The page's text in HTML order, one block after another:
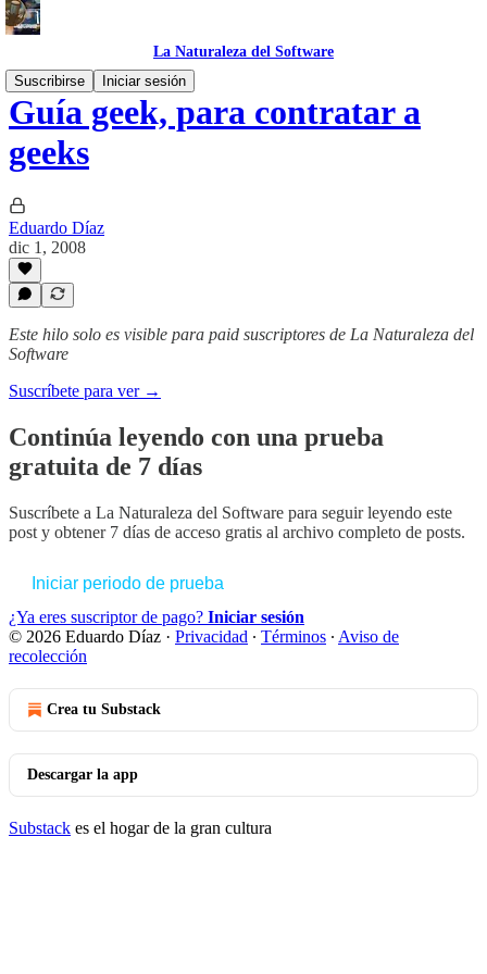
La Naturaleza del Software
Suscribirse
Iniciar sesión
Guía geek, para contratar a
geeks
Eduardo Díaz
dic 1, 2008
Este hilo solo es visible para paid suscriptores de La Naturaleza del
Software
Suscríbete para ver →
Continúa leyendo con una prueba
gratuita de 7 días
Suscríbete a La Naturaleza del Software para seguir leyendo este
post y obtener 7 días de acceso gratis al archivo completo de posts.
Iniciar periodo de prueba
¿Ya eres suscriptor de pago? Iniciar sesión
© 2026 Eduardo Díaz · Privacidad ∙ Términos ∙ Aviso de
recolección
Crea tu Substack
Descargar la app
Substack es el hogar de la gran cultura